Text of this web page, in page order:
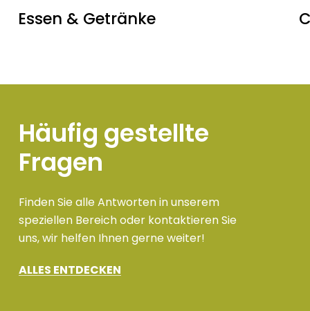
Essen & Getränke
Häufig gestellte
Fragen
Finden Sie alle Antworten in unserem
speziellen Bereich oder kontaktieren Sie
uns, wir helfen Ihnen gerne weiter!
ALLES ENTDECKEN